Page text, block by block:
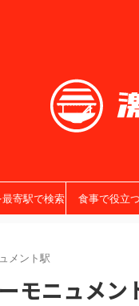
寄駅で検索 食事で役立
メント駅
モニュメン